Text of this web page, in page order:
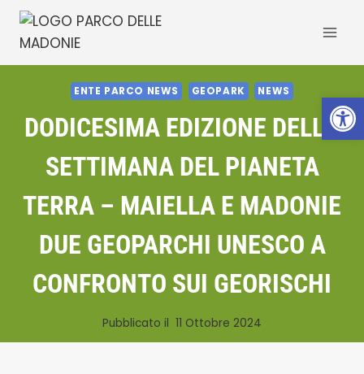
Salta
contenuto
ENTE PARCO NEWS GEOPARK NEWS
DODICESIMA EDIZIONE DELLA
SETTIMANA DEL PIANETA
TERRA – MAIELLA E MADONIE
DUE GEOPARCHI UNESCO A
CONFRONTO SUI GEORISCHI
Pubblicato il 11 Ottobre 2024
Apri